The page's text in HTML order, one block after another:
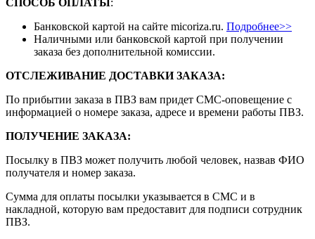
СПОСОБ ОПЛАТЫ:
Банковской картой на сайте micoriza.ru. Подробнее>>
Наличными или банковской картой при получении
заказа без дополнительной комиссии.
ОТСЛЕЖИВАНИЕ ДОСТАВКИ ЗАКАЗА:
По прибытии заказа в ПВЗ вам придет СМС-оповещение с
информацией о номере заказа, адресе и времени работы ПВЗ.
ПОЛУЧЕНИЕ ЗАКАЗА:
Посылку в ПВЗ может получить любой человек, назвав ФИО
получателя и номер заказа.
Сумма для оплаты посылки указывается в СМС и в
накладной, которую вам предоставит для подписи сотрудник
ПВЗ.